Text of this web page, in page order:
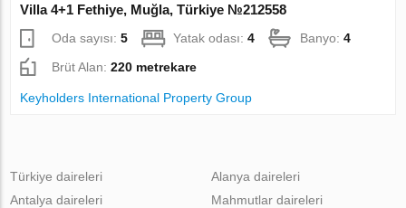
Villa 4+1 Fethiye, Muğla, Türkiye №212558
Oda sayısı:5 Yatak odası:4 Banyo:4
Brüt Alan:220 metrekare
Keyholders International Property Group
Türkiye daireleri
Antalya daireleri
Alanya daireleri
Mahmutlar daireleri